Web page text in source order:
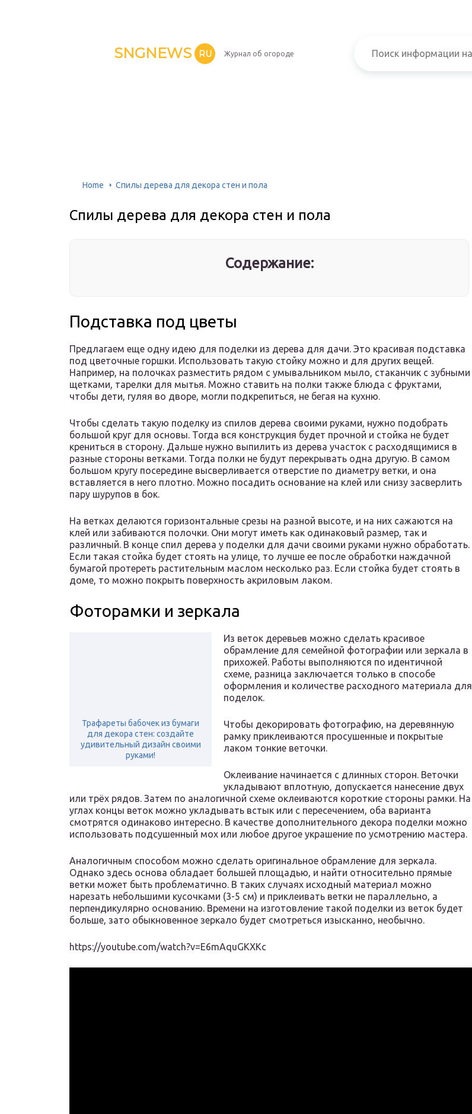
SNGNEWS RU Журнал об огороде
Home Спилы дерева для декора стен и пола
Спилы дерева для декора стен и пола
Содержание:
Подставка под цветы
Предлагаем еще одну идею для поделки из дерева для дачи. Это красивая подставка
под цветочные горшки. Использовать такую стойку можно и для других вещей.
Например, на полочках разместить рядом с умывальником мыло, стаканчик с зубными
щетками, тарелки для мытья. Можно ставить на полки также блюда с фруктами,
чтобы дети, гуляя во дворе, могли подкрепиться, не бегая на кухню.
Чтобы сделать такую поделку из спилов дерева своими руками, нужно подобрать
большой круг для основы. Тогда вся конструкция будет прочной и стойка не будет
крениться в сторону. Дальше нужно выпилить из дерева участок с расходящимися в
разные стороны ветками. Тогда полки не будут перекрывать одна другую. В самом
большом кругу посередине высверливается отверстие по диаметру ветки, и она
вставляется в него плотно. Можно посадить основание на клей или снизу засверлить
пару шурупов в бок.
На ветках делаются горизонтальные срезы на разной высоте, и на них сажаются на
клей или забиваются полочки. Они могут иметь как одинаковый размер, так и
различный. В конце спил дерева у поделки для дачи своими руками нужно обработать.
Если такая стойка будет стоять на улице, то лучше ее после обработки наждачной
бумагой протереть растительным маслом несколько раз. Если стойка будет стоять в
доме, то можно покрыть поверхность акриловым лаком.
Фоторамки и зеркала
Трафареты бабочек из бумаги
для декора стен: создайте
удивительный дизайн своими
руками!
Из веток деревьев можно сделать красивое
обрамление для семейной фотографии или зеркала в
прихожей. Работы выполняются по идентичной
схеме, разница заключается только в способе
оформления и количестве расходного материала для
поделок.
Чтобы декорировать фотографию, на деревянную
рамку приклеиваются просушенные и покрытые
лаком тонкие веточки.
Оклеивание начинается с длинных сторон. Веточки
укладывают вплотную, допускается нанесение двух
или трёх рядов. Затем по аналогичной схеме оклеиваются короткие стороны рамки. На
углах концы веток можно укладывать встык или с пересечением, оба варианта
смотрятся одинаково интересно. В качестве дополнительного декора поделки можно
использовать подсушенный мох или любое другое украшение по усмотрению мастера.
Аналогичным способом можно сделать оригинальное обрамление для зеркала.
Однако здесь основа обладает большей площадью, и найти относительно прямые
ветки может быть проблематично. В таких случаях исходный материал можно
нарезать небольшими кусочками (3-5 см) и приклеивать ветки не параллельно, а
перпендикулярно основанию. Времени на изготовление такой поделки из веток будет
больше, зато обыкновенное зеркало будет смотреться изысканно, необычно.
https://youtube.com/watch?v=E6mAquGKXKc